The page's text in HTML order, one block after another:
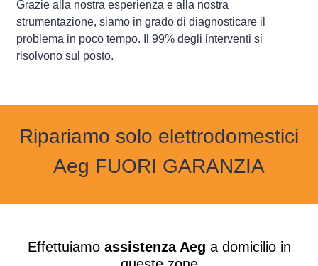
Grazie alla nostra esperienza e alla nostra
strumentazione, siamo in grado di diagnosticare il
problema in poco tempo. Il 99% degli interventi si
risolvono sul posto.
Ripariamo solo elettrodomestici
Aeg FUORI GARANZIA
Effettuiamo assistenza Aeg a domicilio in